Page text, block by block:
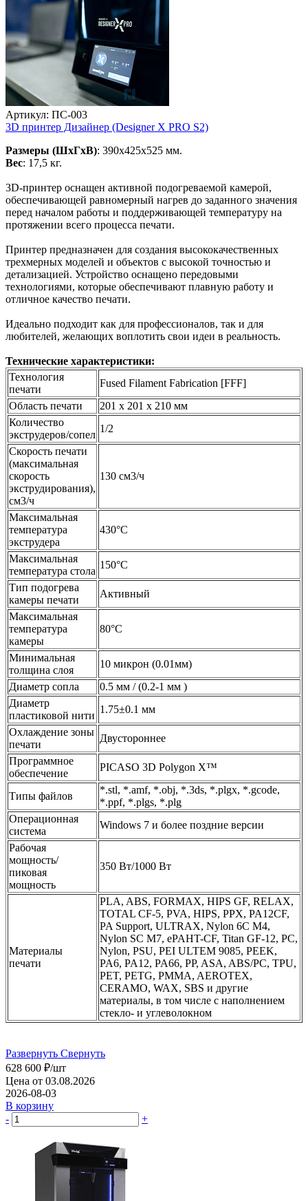
Артикул: ПС-003
3D принтер Дизайнер (Designer X PRO S2)
Размеры (ШхГхВ): 390x425x525 мм.
Вес: 17,5 кг.
3D-принтер оснащен активной подогреваемой камерой,
обеспечивающей равномерный нагрев до заданного значения
перед началом работы и поддерживающей температуру на
протяжении всего процесса печати.
Принтер предназначен для создания высококачественных
трехмерных моделей и объектов с высокой точностью и
детализацией. Устройство оснащено передовыми
технологиями, которые обеспечивают плавную работу и
отличное качество печати.
Идеально подходит как для профессионалов, так и для
любителей, желающих воплотить свои идеи в реальность.
Технические характеристики:
Технология
печати
Fused Filament Fabrication [FFF]
Область печати
201 х 201 х 210 мм
Количество
экструдеров/сопел
1/2
Скорость печати
(максимальная
скорость
экструдирования),
см3/ч
130 см3/ч
Максимальная
температура
экструдера
430°С
Максимальная
температура стола
150°C
Тип подогрева
камеры печати
Активный
Максимальная
температура
камеры
80°C
Минимальная
толщина слоя
10 микрон (0.01мм)
Диаметр сопла
0.5 мм / (0.2-1 мм )
Диаметр
пластиковой нити
1.75±0.1 мм
Охлаждение зоны
печати
Двустороннее
Программное
обеспечение
PICASO 3D Polygon X™
Типы файлов
*.stl, *.amf, *.obj, *.3ds, *.plgx, *.gcode,
*.ppf, *.plgs, *.plg
Операционная
система
Windows 7 и более поздние версии
Рабочая
мощность/
пиковая
мощность
350 Вт/1000 Вт
Материалы
печати
PLA, ABS, FORMAX, HIPS GF, RELAX,
TOTAL CF-5, PVA, HIPS, PPX, PA12CF,
PA Support, ULTRAX, Nylon 6C M4,
Nylon SC M7, ePAHT-CF, Titan GF-12, PC,
Nylon, PSU, PEI ULTEM 9085, PEEK,
PA6, PA12, PA66, PP, ASA, ABS/PC, TPU,
PET, PETG, PMMA, AEROTEX,
CERAMO, WAX, SBS и другие
материалы, в том числе с наполнением
стекло- и углеволокном
Развернуть Свернуть
628 600 ₽/шт
Цена от 03.08.2026
2026-08-03
В корзину
-
+